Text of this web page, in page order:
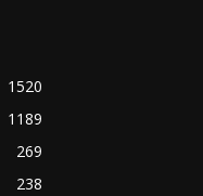
1520
1189
269
238